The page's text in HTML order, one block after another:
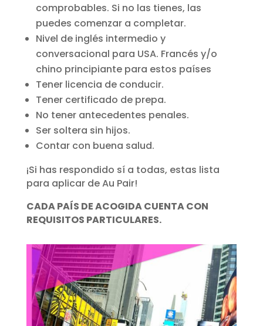
comprobables. Si no las tienes, las
puedes comenzar a completar.
Nivel de inglés intermedio y
conversacional para USA. Francés y/o
chino principiante para estos países
Tener licencia de conducir.
Tener certificado de prepa.
No tener antecedentes penales.
Ser soltera sin hijos.
Contar con buena salud.
¡Si has respondido sí a todas, estas lista
para aplicar de Au Pair!
CADA PAÍS DE ACOGIDA CUENTA CON
REQUISITOS PARTICULARES.